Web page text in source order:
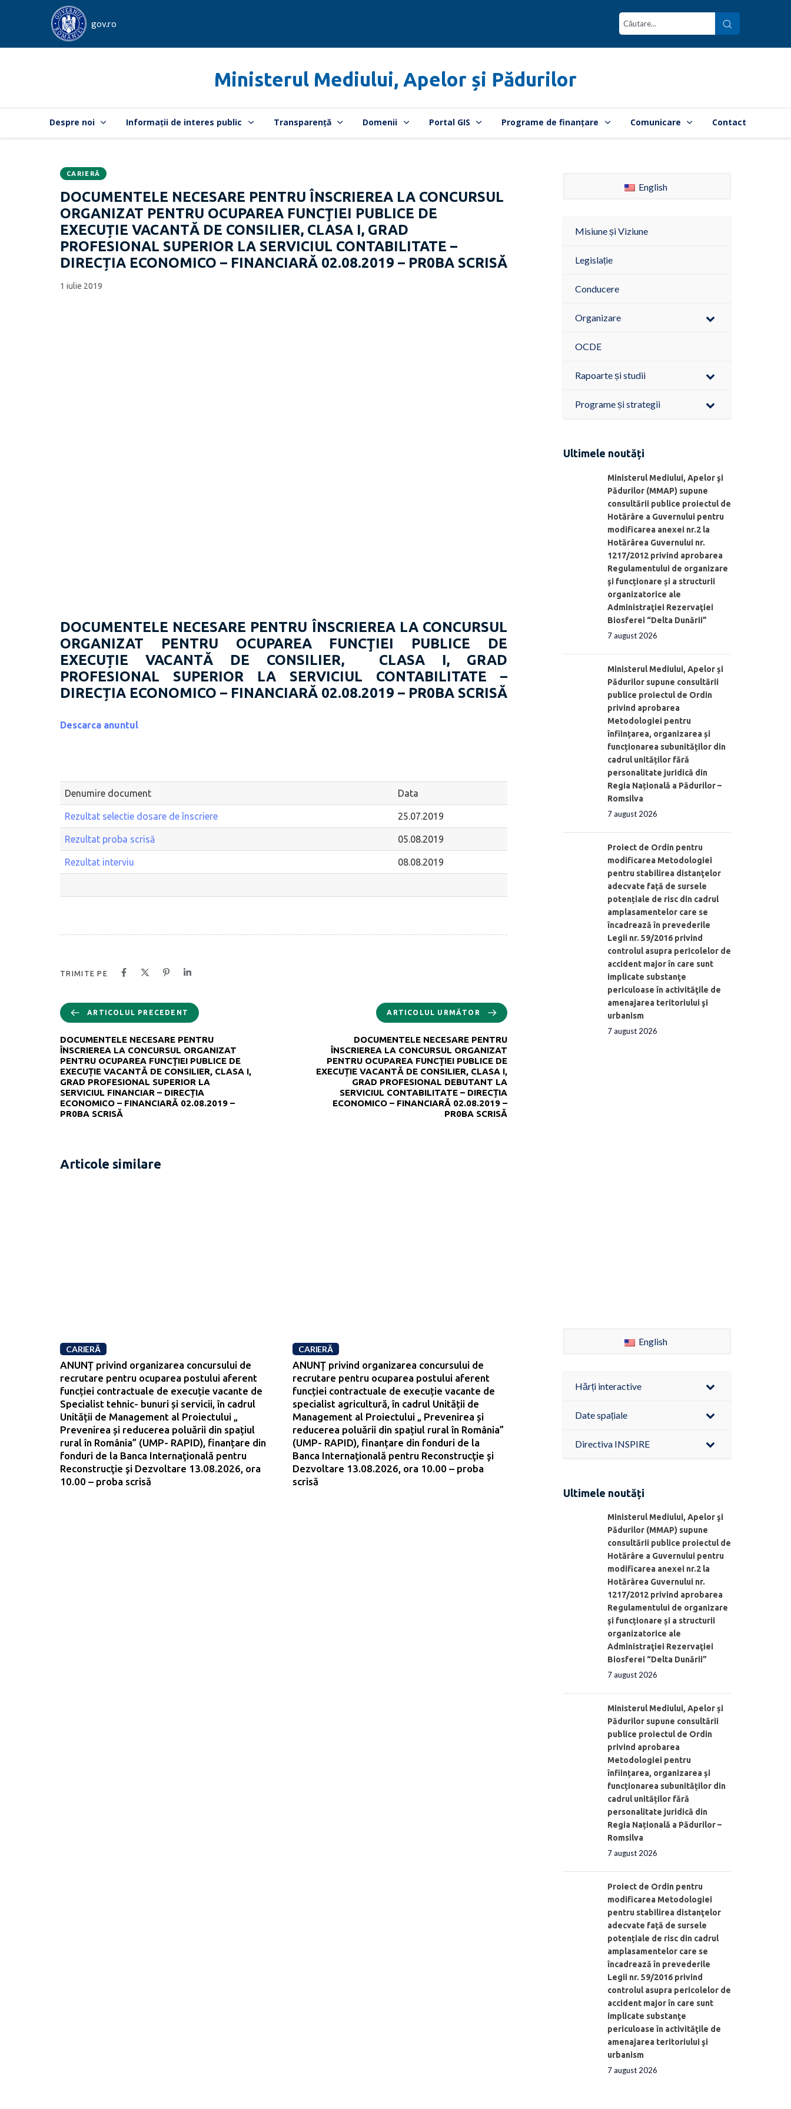
gov.ro
Ministerul Mediului, Apelor și Pădurilor
Despre noi Informații de interes public Transparență Domenii Portal GIS Programe de finanțare Comunicare Contact
CATEGORIA:
CARIERĂ
DOCUMENTELE NECESARE PENTRU ÎNSCRIEREA LA CONCURSUL
ORGANIZAT PENTRU OCUPAREA FUNCŢIEI PUBLICE DE
EXECUȚIE VACANTĂ DE CONSILIER, CLASA I, GRAD
PROFESIONAL SUPERIOR LA SERVICIUL CONTABILITATE –
DIRECȚIA ECONOMICO – FINANCIARĂ 02.08.2019 – PR0BA SCRISĂ
Data
publicării:
1 iulie 2019
DOCUMENTELE NECESARE PENTRU ÎNSCRIEREA LA CONCURSUL
ORGANIZAT PENTRU OCUPAREA FUNCŢIEI PUBLICE DE
EXECUȚIE VACANTĂ DE CONSILIER, CLASA I, GRAD
PROFESIONAL SUPERIOR LA SERVICIUL CONTABILITATE –
DIRECȚIA ECONOMICO – FINANCIARĂ 02.08.2019 – PR0BA SCRISĂ
Descarca anuntul
Denumire document Data
Rezultat selectie dosare de înscriere 25.07.2019
Rezultat proba scrisă 05.08.2019
Rezultat interviu 08.08.2019
TRIMITE PE
ARTICOLUL PRECEDENT
DOCUMENTELE NECESARE PENTRU
ÎNSCRIEREA LA CONCURSUL ORGANIZAT
PENTRU OCUPAREA FUNCŢIEI PUBLICE DE
EXECUȚIE VACANTĂ DE CONSILIER, CLASA I,
GRAD PROFESIONAL SUPERIOR LA
SERVICIUL FINANCIAR – DIRECȚIA
ECONOMICO – FINANCIARĂ 02.08.2019 –
PR0BA SCRISĂ
ARTICOLUL URMĂTOR
DOCUMENTELE NECESARE PENTRU
ÎNSCRIEREA LA CONCURSUL ORGANIZAT
PENTRU OCUPAREA FUNCŢIEI PUBLICE DE
EXECUȚIE VACANTĂ DE CONSILIER, CLASA I,
GRAD PROFESIONAL DEBUTANT LA
SERVICIUL CONTABILITATE – DIRECȚIA
ECONOMICO – FINANCIARĂ 02.08.2019 –
PR0BA SCRISĂ
Articole similare
CARIERĂ
ANUNȚ privind organizarea concursului de
recrutare pentru ocuparea postului aferent
funcției contractuale de execuție vacante de
Specialist tehnic- bunuri și servicii, în cadrul
Unității de Management al Proiectului „
Prevenirea și reducerea poluării din spațiul
rural în România” (UMP- RAPID), finanțare din
fonduri de la Banca Internaţională pentru
Reconstrucţie şi Dezvoltare 13.08.2026, ora
10.00 – proba scrisă
CARIERĂ
ANUNŢ privind organizarea concursului de
recrutare pentru ocuparea postului aferent
funcției contractuale de execuție vacante de
specialist agricultură, în cadrul Unității de
Management al Proiectului „ Prevenirea și
reducerea poluării din spațiul rural în România”
(UMP- RAPID), finanțare din fonduri de la
Banca Internaţională pentru Reconstrucţie şi
Dezvoltare 13.08.2026, ora 10.00 – proba
scrisă
English
Misiune și Viziune
Legislație
Conducere
Organizare
OCDE
Rapoarte și studii
Programe și strategii
Ultimele noutăți
Ministerul Mediului, Apelor şi
Pădurilor (MMAP) supune
consultării publice proiectul de
Hotărâre a Guvernului pentru
modificarea anexei nr.2 la
Hotărârea Guvernului nr.
1217/2012 privind aprobarea
Regulamentului de organizare
şi funcționare și a structurii
organizatorice ale
Administraţiei Rezervaţiei
Biosferei “Delta Dunării”
7 august 2026
Ministerul Mediului, Apelor și
Pădurilor supune consultării
publice proiectul de Ordin
privind aprobarea
Metodologiei pentru
înființarea, organizarea și
funcționarea subunităților din
cadrul unităților fără
personalitate juridică din
Regia Națională a Pădurilor –
Romsilva
7 august 2026
Proiect de Ordin pentru
modificarea Metodologiei
pentru stabilirea distanţelor
adecvate față de sursele
potențiale de risc din cadrul
amplasamentelor care se
încadrează în prevederile
Legii nr. 59/2016 privind
controlul asupra pericolelor de
accident major în care sunt
implicate substanţe
periculoase în activităţile de
amenajarea teritoriului şi
urbanism
7 august 2026
English
Hărți interactive
Date spațiale
Directiva INSPIRE
Ultimele noutăți
Ministerul Mediului, Apelor şi
Pădurilor (MMAP) supune
consultării publice proiectul de
Hotărâre a Guvernului pentru
modificarea anexei nr.2 la
Hotărârea Guvernului nr.
1217/2012 privind aprobarea
Regulamentului de organizare
şi funcționare și a structurii
organizatorice ale
Administraţiei Rezervaţiei
Biosferei “Delta Dunării”
7 august 2026
Ministerul Mediului, Apelor și
Pădurilor supune consultării
publice proiectul de Ordin
privind aprobarea
Metodologiei pentru
înființarea, organizarea și
funcționarea subunităților din
cadrul unităților fără
personalitate juridică din
Regia Națională a Pădurilor –
Romsilva
7 august 2026
Proiect de Ordin pentru
modificarea Metodologiei
pentru stabilirea distanţelor
adecvate față de sursele
potențiale de risc din cadrul
amplasamentelor care se
încadrează în prevederile
Legii nr. 59/2016 privind
controlul asupra pericolelor de
accident major în care sunt
implicate substanţe
periculoase în activităţile de
amenajarea teritoriului şi
urbanism
7 august 2026